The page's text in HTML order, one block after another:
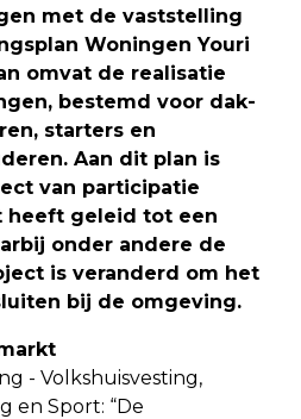
met de vaststelling
Woningen Youri
omvat de realisatie
bestemd voor dak-
starters en
Aan dit plan is
van participatie
heeft geleid tot een
onder andere de
is veranderd om het
bij de omgeving.
- Volkshuisvesting,
en Sport: “De